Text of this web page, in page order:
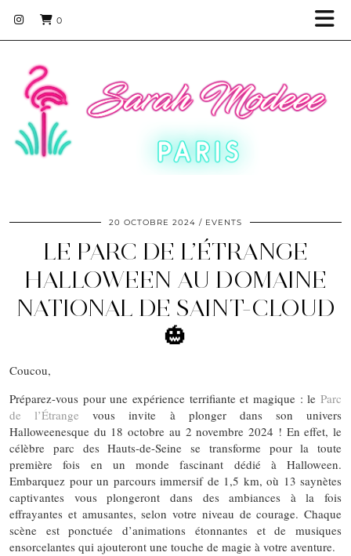
0
20 OCTOBRE 2024 EVENTS
LE PARC DE L’ÉTRANGE
HALLOWEEN AU DOMAINE
NATIONAL DE SAINT-CLOUD
🎃
Coucou,
Préparez-vous pour une expérience terrifiante et magique : le Parc
de l’Étrange vous invite à plonger dans son univers
Halloweenesque du 18 octobre au 2 novembre 2024 ! En effet, le
célèbre parc des Hauts-de-Seine se transforme pour la toute
première fois en un monde fascinant dédié à Halloween.
Embarquez pour un parcours immersif de 1,5 km, où 13 saynètes
captivantes vous plongeront dans des ambiances à la fois
effrayantes et amusantes, selon votre niveau de courage. Chaque
scène est ponctuée d’animations étonnantes et de musiques
ensorcelantes qui ajouteront une touche de magie à votre aventure.